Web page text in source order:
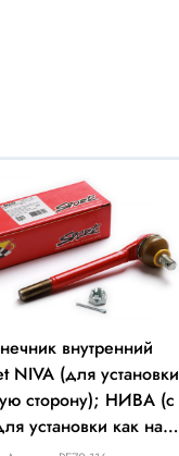
внутренний
NIVA (для установки
сторону); НИВА (с
установки как на